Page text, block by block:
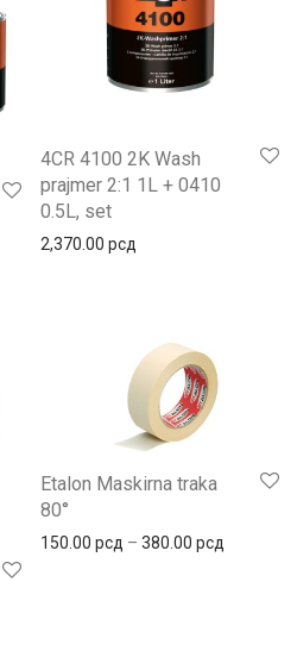
Распон цена: од 1,870.00 рсд до
4CR 4100 2K Wash
prajmer 2:1 1L + 0410
0.5L, set
2,370.00 рсд
Etalon Maskirna traka
80°
150.00 рсд – 380.00 рсд